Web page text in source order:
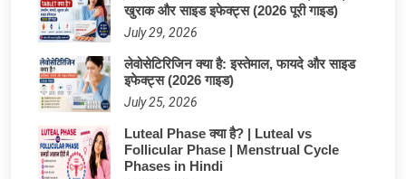
खुराक और साइड इफेक्ट्स (2026 पूरी गाइड)
July 29, 2026
लेवोसेटिरिजिन क्या है: इस्तेमाल, फायदे और साइड
इफेक्ट्स (2026 गाइड)
July 25, 2026
Luteal Phase क्या है? | Luteal vs
Follicular Phase | Menstrual Cycle
Phases in Hindi